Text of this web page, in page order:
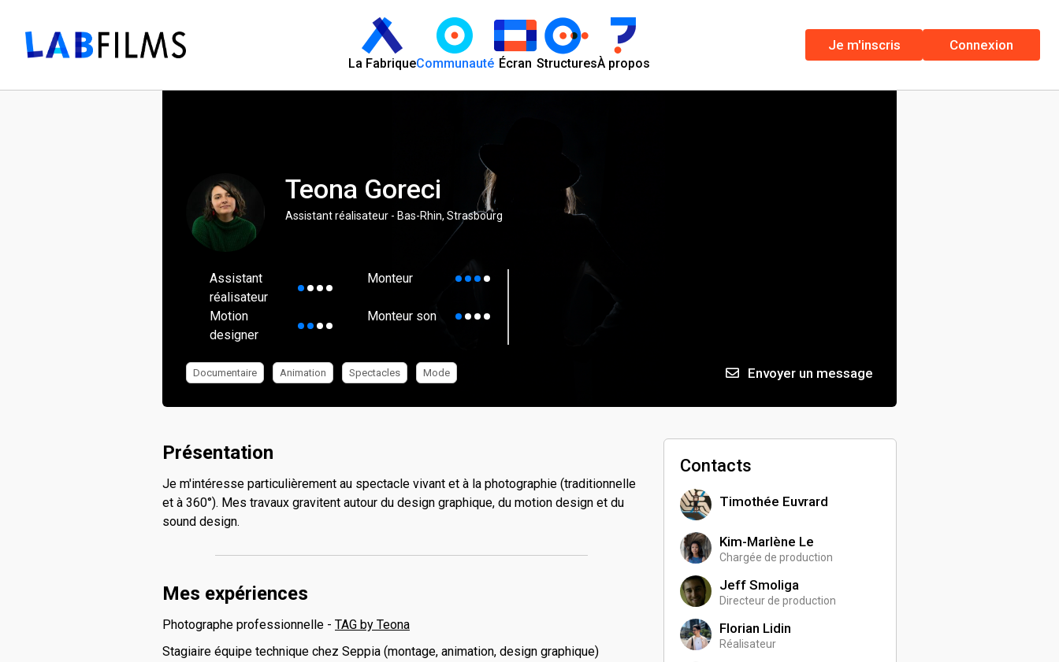
La FabriqueCommunauté Écran StructuresÀ propos
Je m'inscris Connexion
Teona Goreci
Assistant réalisateur - Bas-Rhin, Strasbourg
Assistant
réalisateur
Monteur
Motion
designer
Monteur son
Documentaire Animation Spectacles Mode Envoyer un message
Présentation
Je m'intéresse particulièrement au spectacle vivant et à la photographie (traditionnelle
et à 360°). Mes travaux gravitent autour du design graphique, du motion design et du
sound design.
Mes expériences
Photographe professionnelle - TAG by Teona
Stagiaire équipe technique chez Seppia (montage, animation, design graphique)
Contacts
Timothée Euvrard
Kim-Marlène Le
Chargée de production
Jeff Smoliga
Directeur de production
Florian Lidin
Réalisateur